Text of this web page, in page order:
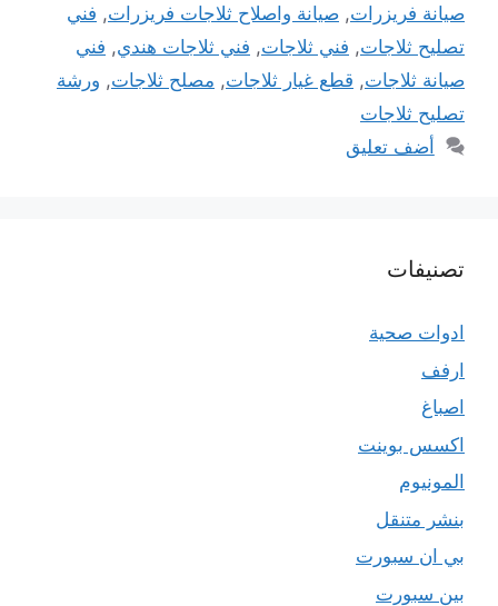
صيانة فريزرات, صيانة واصلاح ثلاجات فريزرات, فني
تصليح ثلاجات, فني ثلاجات, فني ثلاجات هندي, فني
صيانة ثلاجات, قطع غيار ثلاجات, مصلح ثلاجات, ورشة
تصليح ثلاجات
أضف تعليق
تصنيفات
ادوات صحية
ارفف
اصباغ
اكسس بوينت
المونيوم
بنشر متنقل
بي ان سبورت
بين سبورت